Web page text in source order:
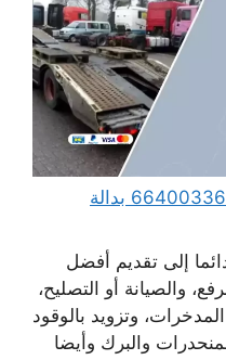
ونش كرين سطحة ام الهيمان 66400336 بدالة
إلى تقديم أفضل
والصيانة أو التصليح،
وتزويد بالوقود
والبرك وأيضا